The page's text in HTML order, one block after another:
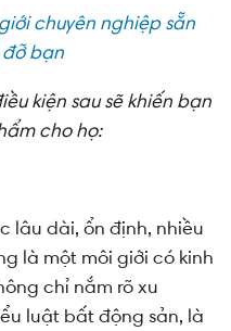
chuyên nghiệp sẵn
bạn
kiện sau sẽ khiến bạn
cho họ:
lâu dài, ổn định, nhiều
là một môi giới có kinh
chỉ nắm rõ xu
luật bất động sản, là